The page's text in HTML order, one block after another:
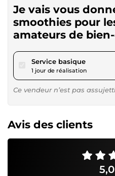
Je vais vous
smoothies pour
amateurs de
Service basiquepour
1 jour de réalisation
Ce vendeur n’est pas
Avis des clients
5,0